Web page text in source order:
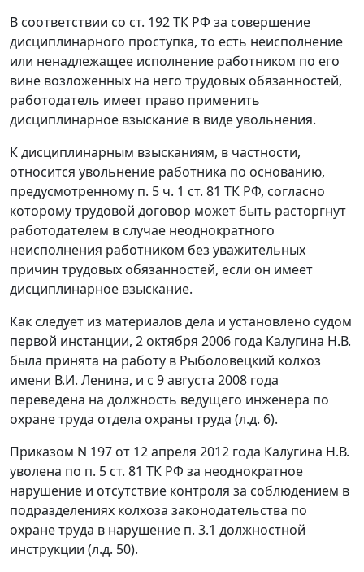
В соответствии со ст. 192ТК РФ за совершение
дисциплинарного проступка, то есть неисполнение
или ненадлежащее исполнение работником по его
вине возложенных на него трудовых обязанностей,
работодатель имеет право применить
дисциплинарное взыскание в виде увольнения.
К дисциплинарным взысканиям, в частности,
относится увольнение работника по основанию,
предусмотренному п. 5 ч. 1 ст. 81 ТК РФ, согласно
которому трудовой договор может быть расторгнут
работодателем в случае неоднократного
неисполнения работником без уважительных
причин трудовых обязанностей, если он имеет
дисциплинарное взыскание.
Как следует из материалов дела и установлено судом
первой инстанции, 2 октября 2006 года Калугина Н.В.
была принята на работу в Рыболовецкий колхоз
имени В.И. Ленина, и с 9 августа 2008 года
переведена на должность ведущего инженера по
охране труда отдела охраны труда (л.д. 6).
Приказом N 197 от 12 апреля 2012 года Калугина Н.В.
уволена по п. 5 ст. 81 ТК РФ за неоднократное
нарушение и отсутствие контроля за соблюдением в
подразделениях колхоза законодательства по
охране труда в нарушение п. 3.1 должностной
инструкции (л.д. 50).